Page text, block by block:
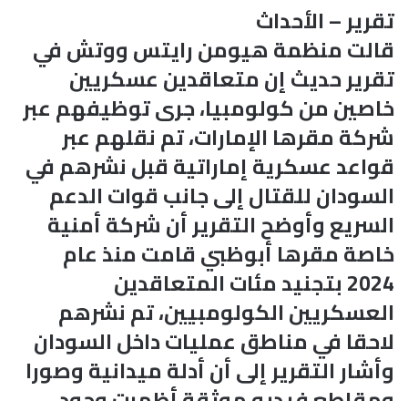
تقرير – الأحداث
قالت منظمة هيومن رايتس ووتش في
تقرير حديث إن متعاقدين عسكريين
خاصين من كولومبيا، جرى توظيفهم عبر
شركة مقرها الإمارات، تم نقلهم عبر
قواعد عسكرية إماراتية قبل نشرهم في
السودان للقتال إلى جانب قوات الدعم
السريع وأوضح التقرير أن شركة أمنية
خاصة مقرها أبوظبي قامت منذ عام
2024 بتجنيد مئات المتعاقدين
العسكريين الكولومبيين، تم نشرهم
لاحقا في مناطق عمليات داخل السودان
وأشار التقرير إلى أن أدلة ميدانية وصورا